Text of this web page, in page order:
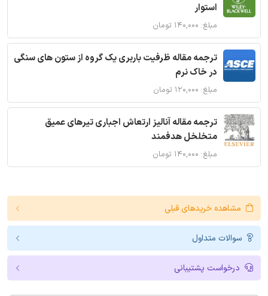
استوار
مبلغ: ۱۴۰,۰۰۰ تومان
ترجمه مقاله ظرفیت باربری یک گروه از ستون های سنگی
در خاک نرم
مبلغ: ۱۲۰,۰۰۰ تومان
ترجمه مقاله آنالیز ارتعاش اجباری تیرهای عمیق
متخلخل هدفمند
مبلغ: ۱۴۰,۰۰۰ تومان
مشاهده خریدهای قبلی
سوالات متداول
درخواست پشتیبانی